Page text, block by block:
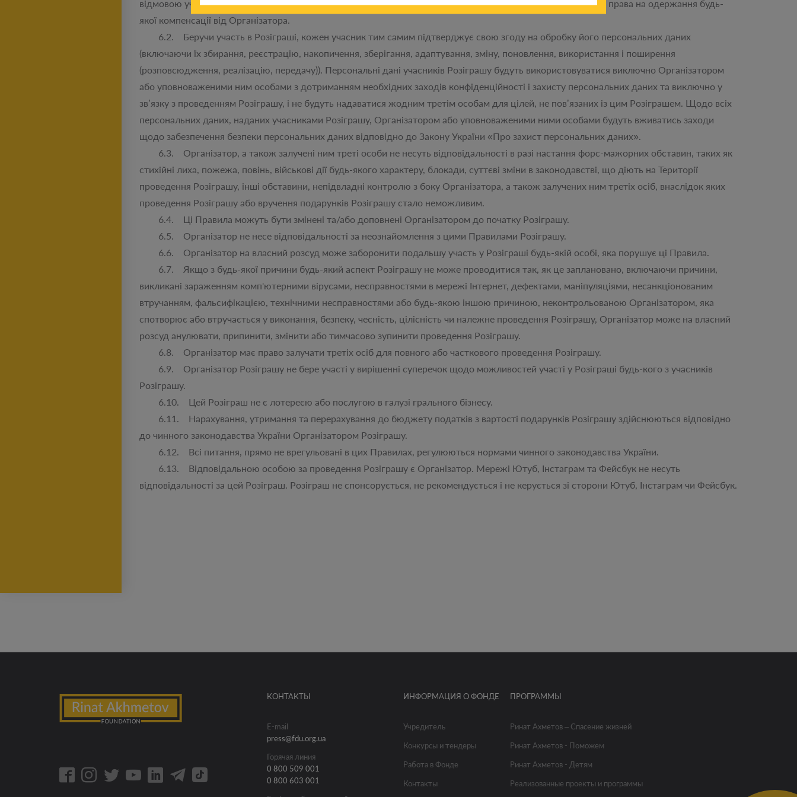
відмовою учасника від участі в Розіграші та отримання подарунка Розіграшу, при цьому така особа не має права на одержання будь-
якої компенсації від Організатора.
6.2. Беручи участь в Розіграші, кожен учасник тим самим підтверджує свою згоду на обробку його персональних даних
(включаючи їх збирання, реєстрацію, накопичення, зберігання, адаптування, зміну, поновлення, використання і поширення
(розповсюдження, реалізацію, передачу)). Персональні дані учасників Розіграшу будуть використовуватися виключно Організатором
або уповноваженими ним особами з дотриманням необхідних заходів конфіденційності і захисту персональних даних та виключно у
зв’язку з проведенням Розіграшу, і не будуть надаватися жодним третім особам для цілей, не пов’язаних із цим Розіграшем. Щодо всіх
персональних даних, наданих учасниками Розіграшу, Організатором або уповноваженими ними особами будуть вживатись заходи
щодо забезпечення безпеки персональних даних відповідно до Закону України «Про захист персональних даних».
6.3. Організатор, а також залучені ним треті особи не несуть відповідальності в разі настання форс-мажорних обставин, таких як
стихійні лиха, пожежа, повінь, військові дії будь-якого характеру, блокади, суттєві зміни в законодавстві, що діють на Території
проведення Розіграшу, інші обставини, непідвладні контролю з боку Організатора, а також залучених ним третіх осіб, внаслідок яких
проведення Розіграшу або вручення подарунків Розіграшу стало неможливим.
6.4. Ці Правила можуть бути змінені та/або доповнені Організатором до початку Розіграшу.
6.5. Організатор не несе відповідальності за неознайомлення з цими Правилами Розіграшу.
6.6. Організатор на власний розсуд може заборонити подальшу участь у Розіграші будь-якій особі, яка порушує ці Правила.
6.7. Якщо з будь-якої причини будь-який аспект Розіграшу не може проводитися так, як це заплановано, включаючи причини,
викликані зараженням комп'ютерними вірусами, несправностями в мережі Інтернет, дефектами, маніпуляціями, несанкціонованим
втручанням, фальсифікацією, технічними несправностями або будь-якою іншою причиною, неконтрольованою Організатором, яка
спотворює або втручається у виконання, безпеку, чесність, цілісність чи належне проведення Розіграшу, Організатор може на власний
розсуд анулювати, припинити, змінити або тимчасово зупинити проведення Розіграшу.
6.8. Організатор має право залучати третіх осіб для повного або часткового проведення Розіграшу.
6.9. Організатор Розіграшу не бере участі у вирішенні суперечок щодо можливостей участі у Розіграші будь-кого з учасників
Розіграшу.
6.10. Цей Розіграш не є лотереєю або послугою в галузі грального бізнесу.
6.11. Нарахування, утримання та перерахування до бюджету податків з вартості подарунків Розіграшу здійснюються відповідно
до чинного законодавства України Організатором Розіграшу.
6.12. Всі питання, прямо не врегульовані в цих Правилах, регулюються нормами чинного законодавства України.
6.13. Відповідальною особою за проведення Розіграшу є Організатор. Мережі Ютуб, Інстаграм та Фейсбук не несуть
відповідальності за цей Розіграш. Розіграш не спонсорується, не рекомендується і не керується зі сторони Ютуб, Інстаграм чи Фейсбук.
КОНТАКТЫ
E-mail
press@fdu.org.ua
Горячая линия
0 800 509 001
0 800 603 001
ИНФОРМАЦИЯ О ФОНДЕ
Учредитель
Конкурсы и тендеры
Работа в Фонде
Контакты
ПРОГРАММЫ
Ринат Ахметов – Спасение жизней
Ринат Ахметов - Поможем
Ринат Ахметов - Детям
Реализованные проекты и программы